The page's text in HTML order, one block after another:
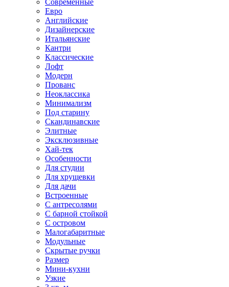
Современные
Евро
Английские
Дизайнерские
Итальянские
Кантри
Классические
Лофт
Модерн
Прованс
Неоклассика
Минимализм
Под старину
Скандинавские
Элитные
Эксклюзивные
Хай-тек
Особенности
Для студии
Для хрущевки
Для дачи
Встроенные
С антресолями
С барной стойкой
С островом
Малогабаритные
Модульные
Скрытые ручки
Размер
Мини-кухни
Узкие